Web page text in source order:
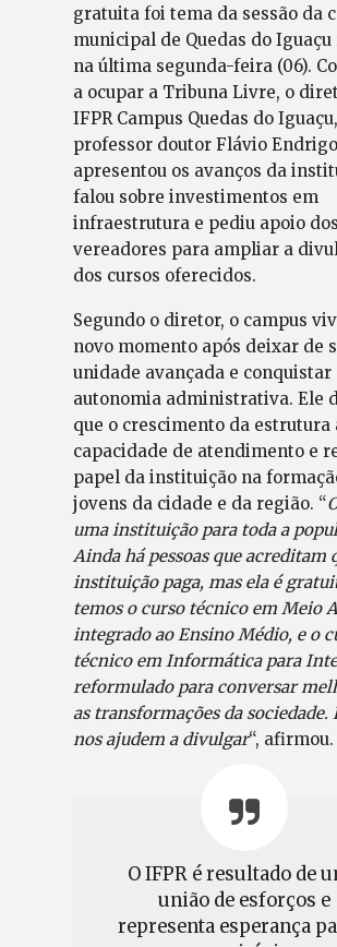
gratuita foi tema da sessão da
municipal de Quedas do
na última segunda-feira (06).
a ocupar a Tribuna Livre, o
IFPR Campus Quedas do Iguaçu,
professor doutor Flávio
apresentou os avanços da
falou sobre investimentos em
infraestrutura e pediu apoio dos
vereadores para ampliar a
dos cursos oferecidos.
Segundo o diretor, o campus
novo momento após deixar de
unidade avançada e conquistar
autonomia administrativa. Ele
que o crescimento da estrutura
capacidade de atendimento e
papel da instituição na
jovens da cidade e da região. “
uma instituição para toda a
Ainda há pessoas que acreditam
instituição paga, mas ela é
temos o curso técnico em Meio
integrado ao Ensino Médio, e o
técnico em Informática para
reformulado para conversar
as transformações da sociedade.
nos ajudem a divulgar“, afirmou.
O IFPR é resultado de
união de esforços e
representa esperança